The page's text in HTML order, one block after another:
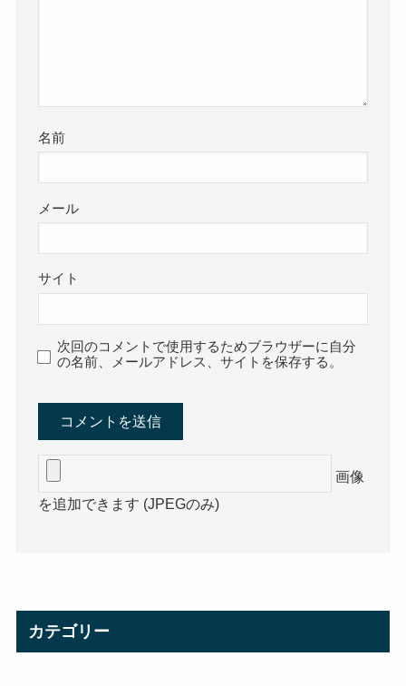
名前
メール
サイト
次回のコメントで使用するためブラウザーに自分
の名前、メールアドレス、サイトを保存する。
画像
を追加できます (JPEGのみ)
カテゴリー